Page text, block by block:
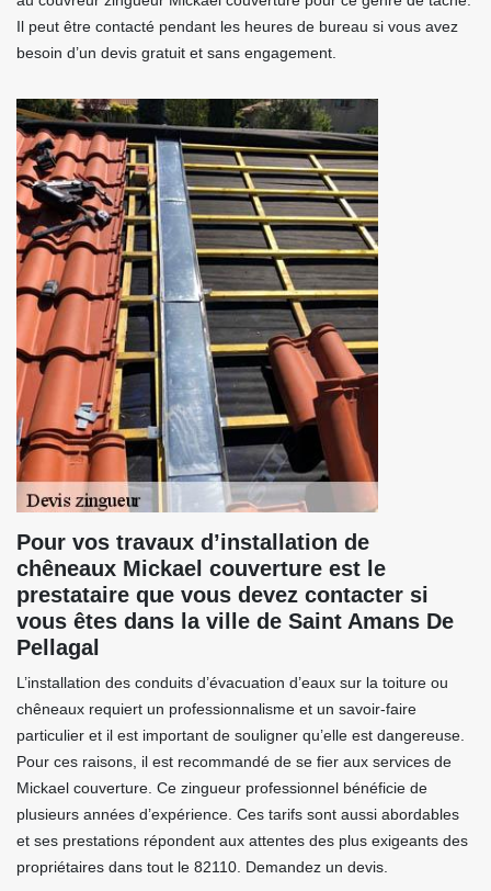
Il peut être contacté pendant les heures de bureau si vous avez
besoin d’un devis gratuit et sans engagement.
Pour vos travaux d’installation de
chêneaux Mickael couverture est le
prestataire que vous devez contacter si
vous êtes dans la ville de Saint Amans De
Pellagal
L’installation des conduits d’évacuation d’eaux sur la toiture ou
chêneaux requiert un professionnalisme et un savoir-faire
particulier et il est important de souligner qu’elle est dangereuse.
Pour ces raisons, il est recommandé de se fier aux services de
Mickael couverture. Ce zingueur professionnel bénéficie de
plusieurs années d’expérience. Ces tarifs sont aussi abordables
et ses prestations répondent aux attentes des plus exigeants des
propriétaires dans tout le 82110. Demandez un devis.